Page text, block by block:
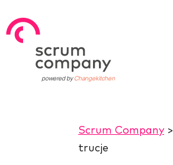
powered byChangekitchen
Scrum Company>
trucje